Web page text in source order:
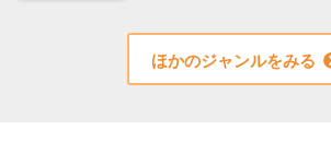
ほかのジャンルをみる